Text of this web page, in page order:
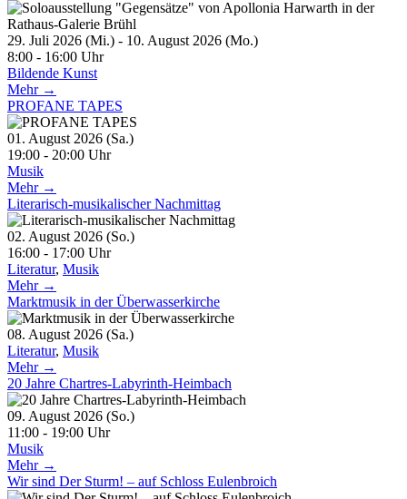
29. Juli 2026 (Mi.) - 10. August 2026 (Mo.)
8:00 - 16:00 Uhr
Bildende Kunst
Mehr →
PROFANE TAPES
01. August 2026 (Sa.)
19:00 - 20:00 Uhr
Musik
Mehr →
Literarisch-musikalischer Nachmittag
02. August 2026 (So.)
16:00 - 17:00 Uhr
Literatur, Musik
Mehr →
Marktmusik in der Überwasserkirche
08. August 2026 (Sa.)
Literatur, Musik
Mehr →
20 Jahre Chartres-Labyrinth-Heimbach
09. August 2026 (So.)
11:00 - 19:00 Uhr
Musik
Mehr →
Wir sind Der Sturm! – auf Schloss Eulenbroich